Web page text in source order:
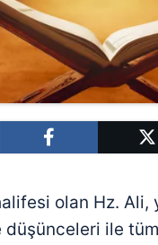
olan Hz. Ali,
düşünceleri ile